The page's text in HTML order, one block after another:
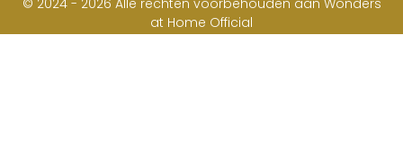
© 2024 - 2026 Alle rechten voorbehouden aan Wonders
at Home Official